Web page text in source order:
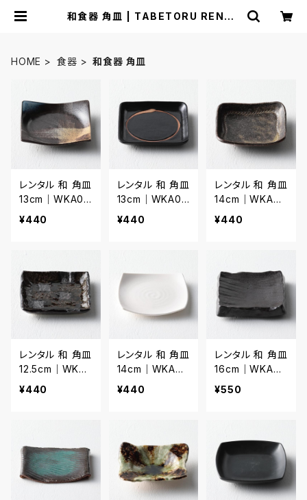
和食器 角皿 | TABETORU RENTA
HOME 食器 和食器 角皿
レンタル 和 角皿
13cm｜WKA03
1
¥440
レンタル 和 角皿
13cm｜WKA03
2
¥440
レンタル 和 角皿
14cm｜WKA03
3
¥440
レンタル 和 角皿
12.5cm｜WKA
034
¥440
レンタル 和 角皿
14cm｜WKA03
5
¥440
レンタル 和 角皿
16cm｜WKA02
0
¥550